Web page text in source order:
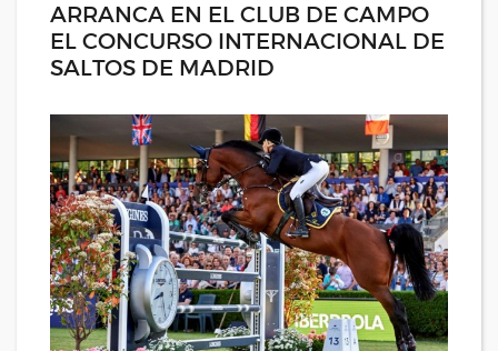
ARRANCA EN EL CLUB DE CAMPO
EL CONCURSO INTERNACIONAL DE
SALTOS DE MADRID